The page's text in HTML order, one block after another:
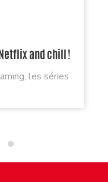
and chill !
les séries